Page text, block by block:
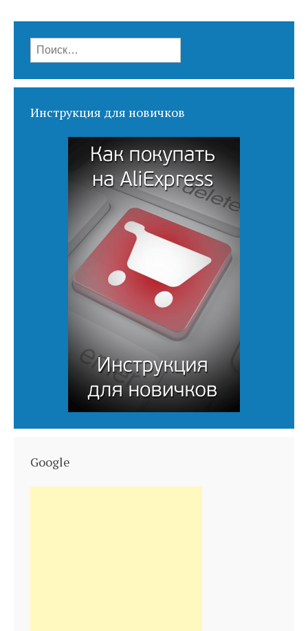
Найти:
Инструкция для новичков
Google